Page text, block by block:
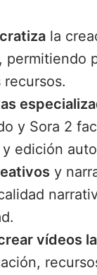
la
permitiendo
recursos.
y Sora 2
edición
y
vídeos